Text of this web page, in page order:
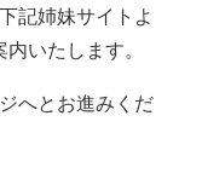
記姉妹サイトよ
いたします。
へとお進みくだ